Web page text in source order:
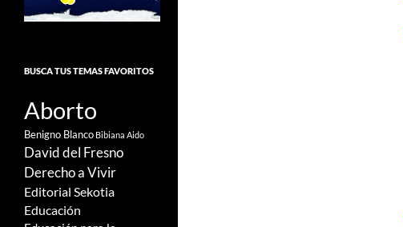
BUSCA TUS TEMAS FAVORITOS
Aborto
Benigno Blanco Bibiana Aido
David del Fresno
Derecho a Vivir
Editorial Sekotia
Educación